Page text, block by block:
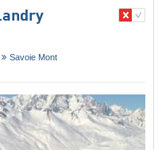
Savoie Mont